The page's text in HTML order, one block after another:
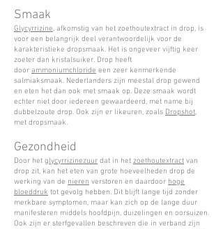
Smaak
Glycyrrizine, afkomstig van het zoethoutextract in drop, is
voor een belangrijk deel verantwoordelijk voor de
karakteristieke dropsmaak. Het is ongeveer vijftig keer
zoeter dan kristalsuiker. Drop heeft
door ammoniumchloride een zeer kenmerkende
salmiaksmaak. Nederlanders zijn meestal drop gewend
en eten het dan ook met smaak op. Deze smaak wordt
echter niet door iedereen gewaardeerd, met name bij
dubbelzoute drop. Ook zijn er likeuren, zoals Dropshot,
met dropsmaak.
Gezondheid
Door het glycyrrizinezuur dat in het zoethoutextract van
drop zit, kan het eten van grote hoeveelheden drop de
werking van de nieren verstoren en daardoor hoge
bloeddruk tot gevolg hebben. Dit blijft lange tijd zonder
merkbare symptomen, maar kan zich op de lange duur
manifesteren middels hoofdpijn, duizelingen en oorsuizen.
Ook zijn er sterfgevallen beschreven die in verband zijn